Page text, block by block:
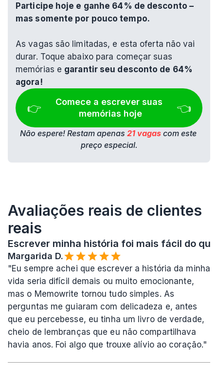
Participe hoje e ganhe 64% de desconto –
mas somente por pouco tempo.
As vagas são limitadas, e esta oferta não vai
durar. Toque abaixo para começar suas
memórias e garantir seu desconto de 64%
agora!
👉
Comece a escrever suas
memórias hoje
👈
Não espere! Restam apenas 21 vagas com este
preço especial.
Avaliações reais de clientes
reais
Escrever minha história foi mais fácil do
Margarida D.
"Eu sempre achei que escrever a história da minha
vida seria difícil demais ou muito emocionante,
mas o Memowrite tornou tudo simples. As
perguntas me guiaram com delicadeza e, antes
que eu percebesse, eu tinha um livro de verdade,
cheio de lembranças que eu não compartilhava
havia anos. Foi algo que trouxe alívio ao coração."